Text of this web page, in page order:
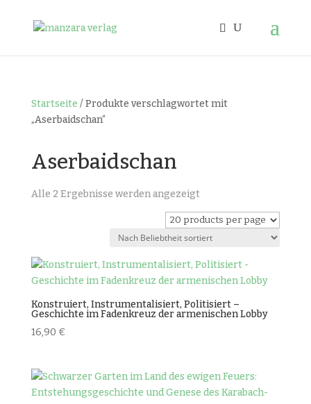
Startseite / Produkte verschlagwortet mit
„Aserbaidschan“
Aserbaidschan
Alle 2 Ergebnisse werden angezeigtNach
Beliebtheit
sortiert
Konstruiert, Instrumentalisiert, Politisiert –
Geschichte im Fadenkreuz der armenischen Lobby
16,90 €